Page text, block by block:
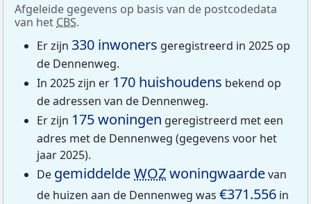
Afgeleide gegevens op basis van de postcodedata
van het CBS.
Er zijn 330 inwoners geregistreerd in 2025 op
de Dennenweg.
In 2025 zijn er 170 huishoudens bekend op
de adressen van de Dennenweg.
Er zijn 175 woningen geregistreerd met een
adres met de Dennenweg (gegevens voor het
jaar 2025).
De gemiddeldeWOZwoningwaardevan
de huizen aan de Dennenweg was €371.556 in